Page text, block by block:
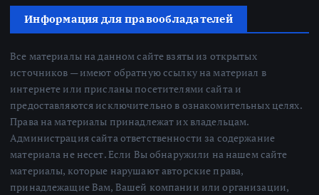
Информация для правообладателей
Все материалы на данном сайте взяты из открытых
источников — имеют обратную ссылку на материал в
интернете или присланы посетителями сайта и
предоставляются исключительно в ознакомительных целях.
Права на материалы принадлежат их владельцам.
Администрация сайта ответственности за содержание
материала не несет. Если Вы обнаружили на нашем сайте
материалы, которые нарушают авторские права,
принадлежащие Вам, Вашей компании или организации,